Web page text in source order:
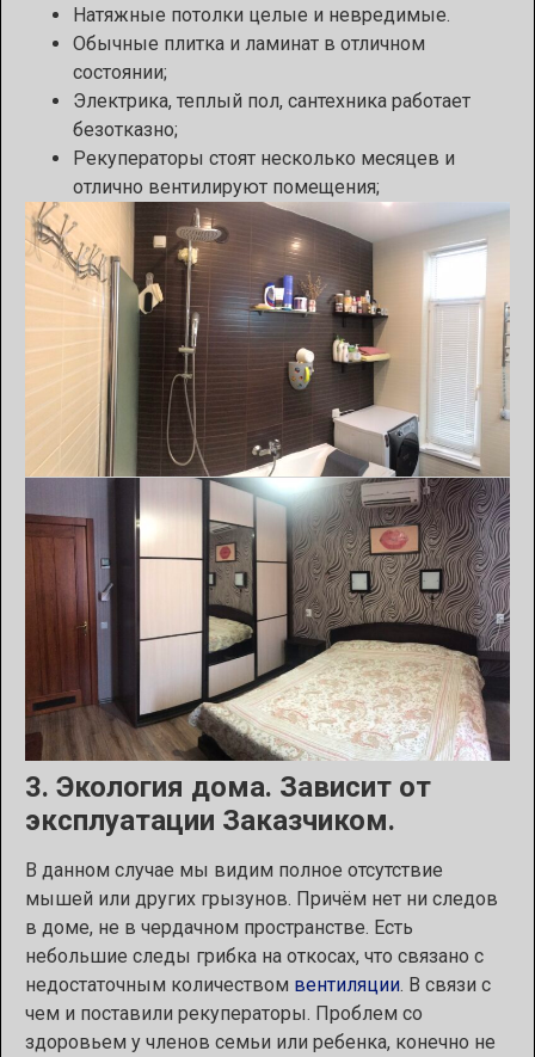
Натяжные потолки целые и невредимые.
Обычные плитка и ламинат в отличном
состоянии;
Электрика, теплый пол, сантехника работает
безотказно;
Рекуператоры стоят несколько месяцев и
отлично вентилируют помещения;
3. Экология дома. Зависит от
эксплуатации Заказчиком.
В данном случае мы видим полное отсутствие
мышей или других грызунов. Причём нет ни следов
в доме, не в чердачном пространстве. Есть
небольшие следы грибка на откосах, что связано с
недостаточным количеством вентиляции. В связи с
чем и поставили рекуператоры. Проблем со
здоровьем у членов семьи или ребенка, конечно не